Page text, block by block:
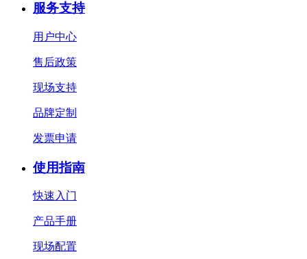
服务支持
用户中心
售后政策
现场支持
品牌定制
发票申请
使用指南
快速入门
产品手册
现场配置